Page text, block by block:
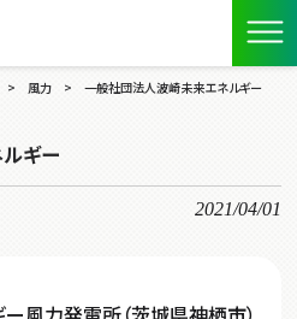
> 風力 > 一般社団法人波崎未来エネルギー
ギー
2021/04/01